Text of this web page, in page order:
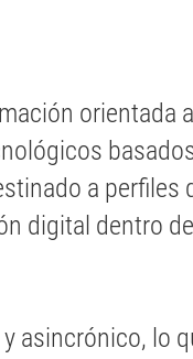
orientada
a perfiles
digital dentro
asincrónico, lo